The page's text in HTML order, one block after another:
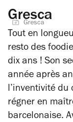
Gresca
Gresca
Tout en
resto des
dix ans ! Son
année après
l’inventivité du
régner en
barcelonaise.